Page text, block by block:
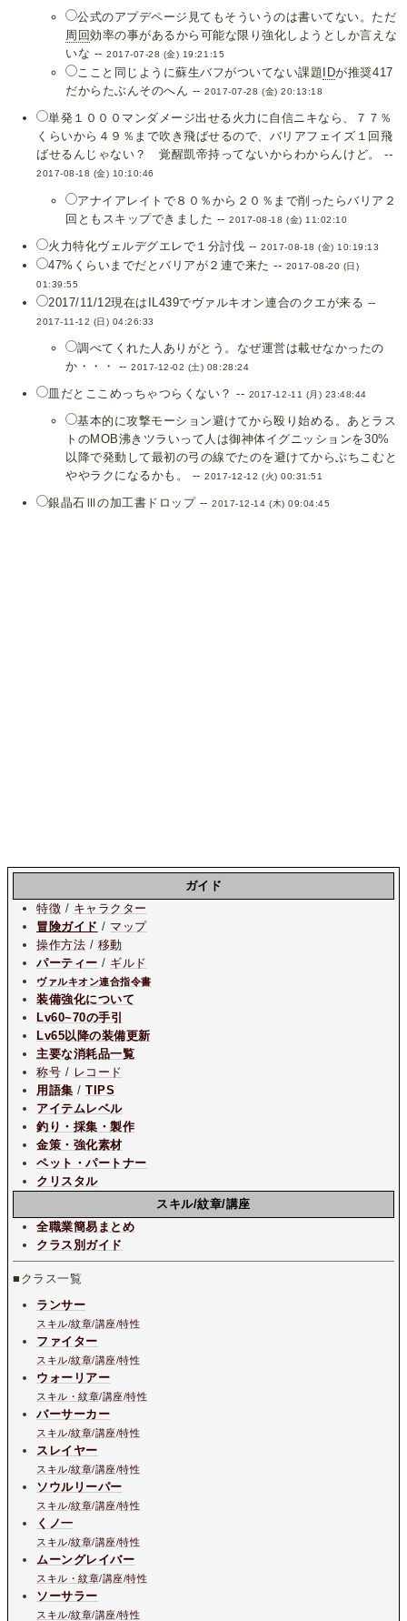
公式のアプデページ見てもそういうのは書いてない。ただ
周回効率の事があるから可能な限り強化しようとしか言えな
いな --2017-07-28 (金) 19:21:15
ここと同じように蘇生バフがついてない課題 IDが推奨417
だからたぶんそのへん --2017-07-28 (金) 20:13:18
単発１０００マンダメージ出せる火力に自信ニキなら、７７％
くらいから４９％まで吹き飛ばせるので、バリアフェイズ１回飛
ばせるんじゃない？ 覚醒凱帝持ってないからわからんけど。 --
2017-08-18 (金) 10:10:46
アナイアレイトで８０％から２０％まで削ったらバリア２
回ともスキップできました --2017-08-18 (金) 11:02:10
火力特化ヴェルデグエレで１分討伐 --2017-08-18 (金) 10:19:13
47%くらいまでだとバリアが２連で来た -- 2017-08-20 (日)
01:39:55
2017/11/12現在はIL439でヴァルキオン連合のクエが来る --
2017-11-12 (日) 04:26:33
調べてくれた人ありがとう。なぜ運営は載せなかったの
か・・・ --2017-12-02 (土) 08:28:24
皿だとここめっちゃつらくない？ -- 2017-12-11 (月) 23:48:44
基本的に攻撃モーション避けてから殴り始める。あとラス
トのMOB沸きツラいって人は御神体イグニッションを30%
以降で発動して最初の弓の線でたのを避けてからぶちこむと
ややラクになるかも。 --2017-12-12 (火) 00:31:51
銀晶石Ⅲの加工書ドロップ --2017-12-14 (木) 09:04:45
ガイド
特徴 / キャラクター
冒険ガイド / マップ
操作方法 / 移動
パーティー / ギルド
ヴァルキオン連合指令書
装備強化について
Lv60~70の手引
Lv65以降の装備更新
主要な消耗品一覧
称号 / レコード
用語集 /TIPS
アイテムレベル
釣り・採集・製作
金策・強化素材
ペット・パートナー
クリスタル
スキル/紋章/講座
全職業簡易まとめ
クラス別ガイド
■クラス一覧
ランサー
スキル/紋章/講座/特性
ファイター
スキル/紋章/講座/特性
ウォーリアー
スキル・紋章/講座/特性
バーサーカー
スキル/紋章/講座/特性
スレイヤー
スキル/紋章/講座/特性
ソウルリーパー
スキル/紋章/講座/特性
くノ一
スキル/紋章/講座/特性
ムーングレイバー
スキル・紋章/講座/特性
ソーサラー
スキル/紋章/講座/特性